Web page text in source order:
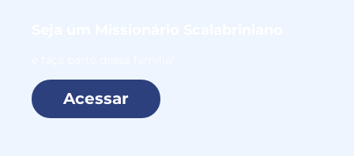
Acessar